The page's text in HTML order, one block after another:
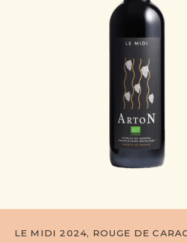
LE MIDI 2024, ROUGE DE